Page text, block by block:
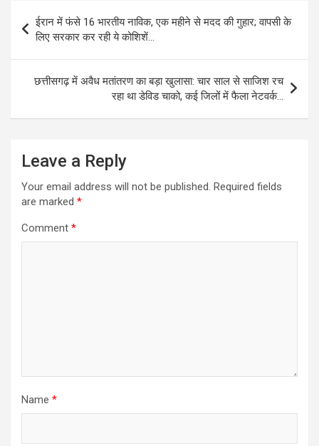
Post
navigation
ईरान में फंसे 16 भारतीय नाविक, एक महीने से मदद की गुहार; वापसी के
लिए सरकार कर रही ये कोशिशें…
छत्तीसगढ़ में अवैध मतांतरण का बड़ा खुलासा: चार साल से साजिश रच
रहा था डेविड चाको, कई जिलों में फैला नेटवर्क…
Leave a Reply
Your email address will not be published. Required fields
are marked *
Comment *
Name *